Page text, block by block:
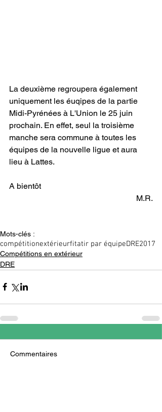
La deuxième regroupera également
uniquement les éuqipes de la partie
Midi-Pyrénées à L'Union le 25 juin
prochain. En effet, seul la troisième
manche sera commune à toutes les
équipes de la nouvelle ligue et aura
lieu à Lattes.
A bientôt
M.R.
Mots-clés :
compétitionextérieurfitatir par équipeDRE2017
Compétitions en extérieur
DRE
Commentaires